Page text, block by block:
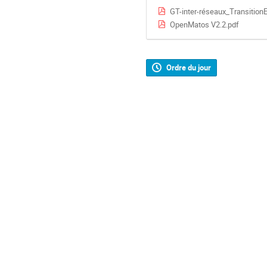
GT-inter-
OpenMatos V2.2.pdf
Ordre du jour